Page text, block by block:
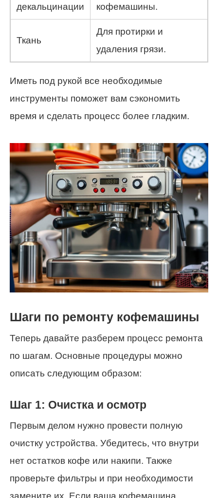
декальцинации
кофемашины.
Ткань
Для протирки и
удаления грязи.
Иметь под рукой все необходимые
инструменты поможет вам сэкономить
время и сделать процесс более гладким.
Шаги по ремонту кофемашины
Теперь давайте разберем процесс ремонта
по шагам. Основные процедуры можно
описать следующим образом:
Шаг 1: Очистка и осмотр
Первым делом нужно провести полную
очистку устройства. Убедитесь, что внутри
нет остатков кофе или накипи. Также
проверьте фильтры и при необходимости
замените их. Если ваша кофемашина